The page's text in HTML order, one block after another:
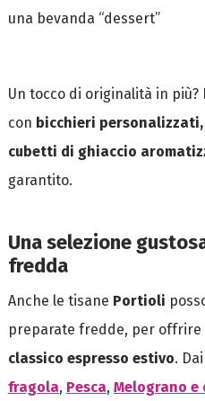
una bevanda “dessert”
Un tocco di originalità in
con bicchieri
cubetti di ghiaccio
garantito.
Una selezione
fredda
Anche le tisane Portioli
preparate fredde, per offrire
classico espresso estivo.
fragola, Pesca, Melograno e